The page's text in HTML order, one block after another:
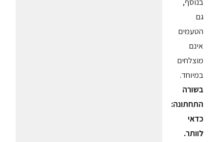
גם
הטעמים
אינם
מוצלחים
במיוחד.
בשורה
התחתונה:
כדאי
לוותר.